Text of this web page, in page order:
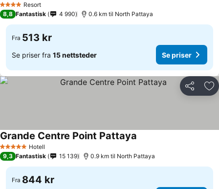
4 StjernerResort
8,8 Fantastisk 4 990 0.6 km til North Pattaya
Fra 513 kr
Se priser fra 15 nettsteder Se priser
Del
5 Stjerner Hotell
Grande Centre Point Pattaya
9,3 Fantastisk 15 139 0.9 km til North Pattaya
Fra 844 kr